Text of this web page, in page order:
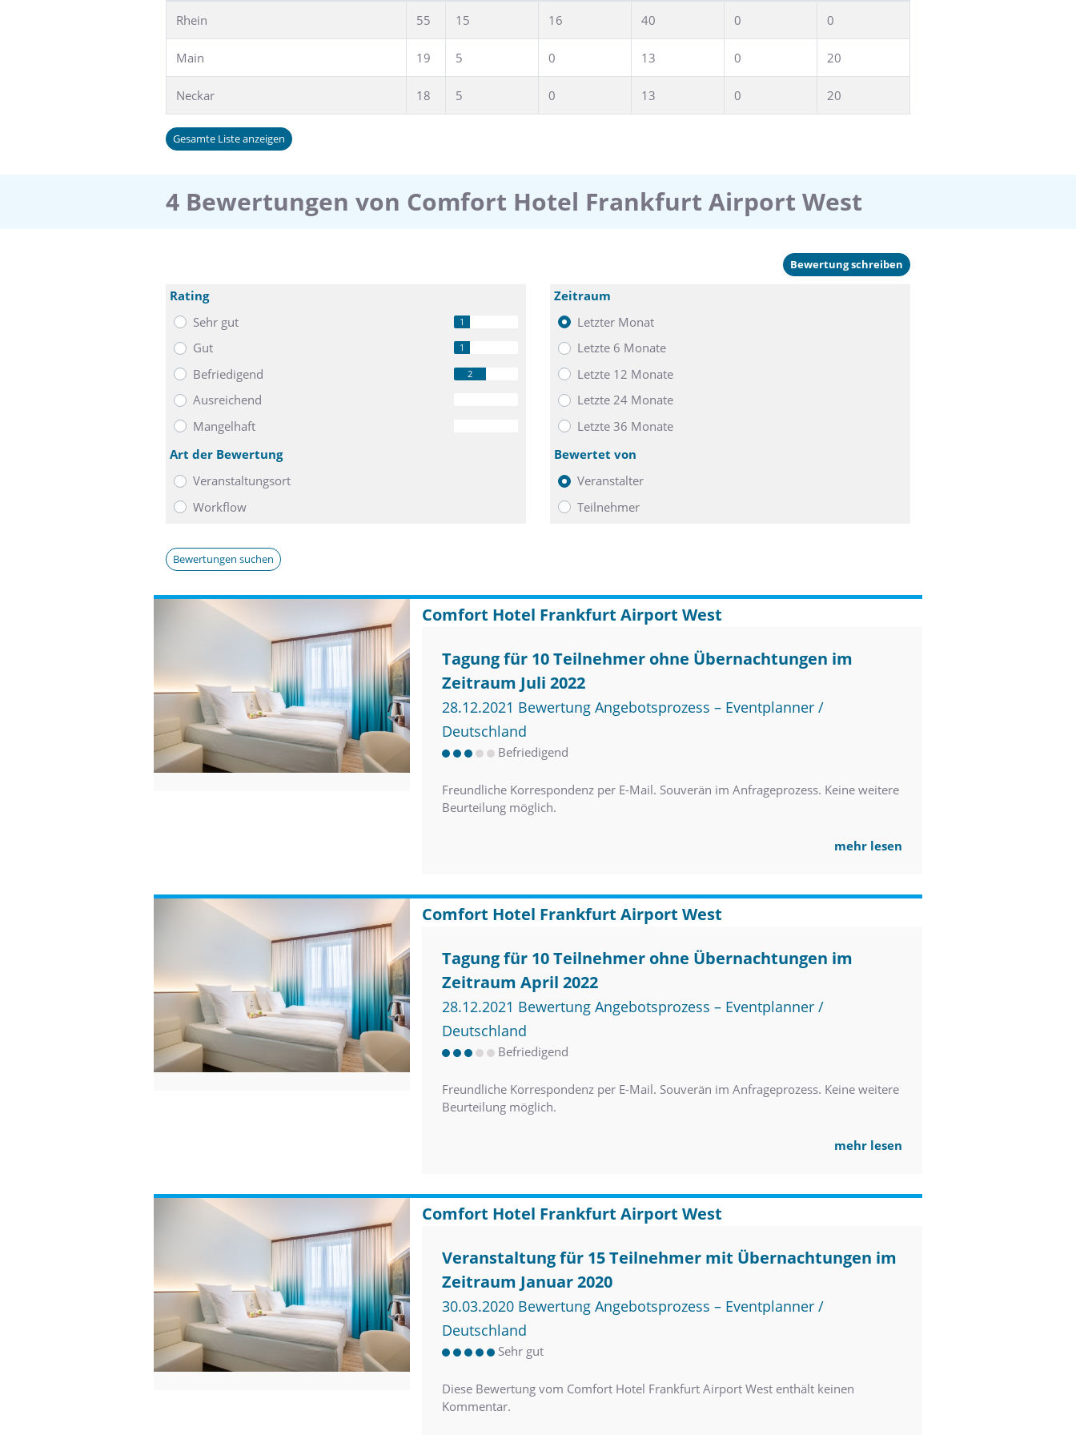
Rhein 55 15 16 40 0 0
Main 19 5 0 13 0 20
Neckar 18 5 0 13 0 20
Gesamte Liste anzeigen
4 Bewertungen von Comfort Hotel Frankfurt Airport West
Bewertung schreiben
Rating
Sehr gut
1
Gut 1
Befriedigend 2
Ausreichend
Mangelhaft
Zeitraum
Letzter Monat
Letzte 6 Monate
Letzte 12 Monate
Letzte 24 Monate
Letzte 36 Monate
Art der Bewertung
Veranstaltungsort
Workflow
Bewertet von
Veranstalter
Teilnehmer
Bewertungen suchen
Comfort Hotel Frankfurt Airport West
Tagung für 10 Teilnehmer ohne Übernachtungen im
Zeitraum Juli 2022
28.12.2021 Bewertung Angebotsprozess – Eventplanner /
Deutschland
Befriedigend
Freundliche Korrespondenz per E-Mail. Souverän im Anfrageprozess. Keine weitere
Beurteilung möglich.
mehr lesen
Comfort Hotel Frankfurt Airport West
Tagung für 10 Teilnehmer ohne Übernachtungen im
Zeitraum April 2022
28.12.2021 Bewertung Angebotsprozess – Eventplanner /
Deutschland
Befriedigend
Freundliche Korrespondenz per E-Mail. Souverän im Anfrageprozess. Keine weitere
Beurteilung möglich.
mehr lesen
Comfort Hotel Frankfurt Airport West
Veranstaltung für 15 Teilnehmer mit Übernachtungen im
Zeitraum Januar 2020
30.03.2020 Bewertung Angebotsprozess – Eventplanner /
Deutschland
Sehr gut
Diese Bewertung vom Comfort Hotel Frankfurt Airport West enthält keinen
Kommentar.